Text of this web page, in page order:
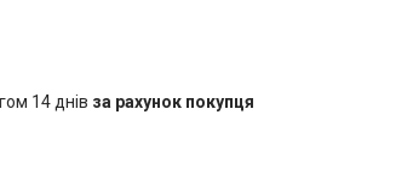
14 днів за рахунок покупця